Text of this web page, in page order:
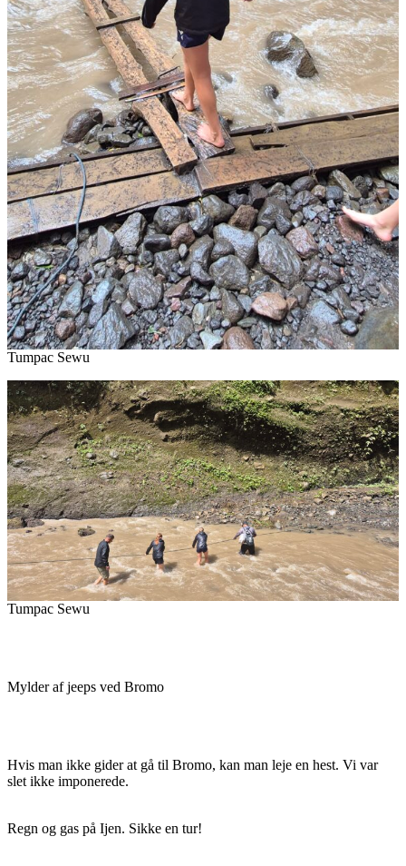
Tumpac Sewu
Tumpac Sewu
Mylder af jeeps ved Bromo
Hvis man ikke gider at gå til Bromo, kan man leje en hest. Vi var
slet ikke imponerede.
Regn og gas på Ijen. Sikke en tur!